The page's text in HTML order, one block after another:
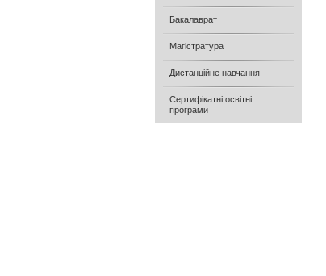
Бакалаврат
Магістратура
Дистанційне навчання
Сертифікатні освітні
програми